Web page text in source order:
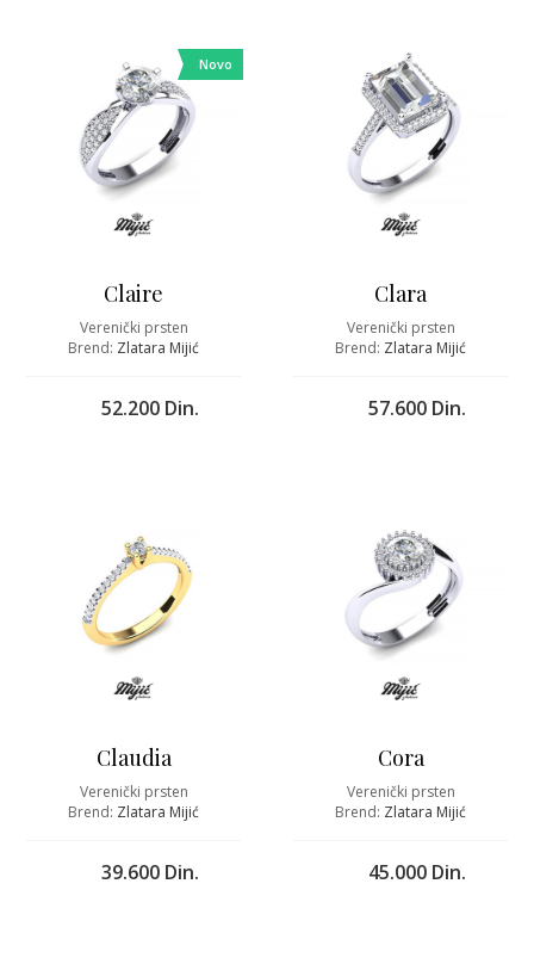
Novo
Claire
Verenički prsten
Brend: Zlatara Mijić
52.200 Din.
Clara
Verenički prsten
Brend: Zlatara Mijić
57.600 Din.
Claudia
Verenički prsten
Brend: Zlatara Mijić
39.600 Din.
Cora
Verenički prsten
Brend: Zlatara Mijić
45.000 Din.